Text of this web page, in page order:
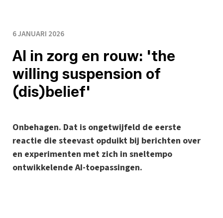
6 JANUARI 2026
AI in zorg en rouw: 'the
willing suspension of
(dis)belief'
Onbehagen. Dat is ongetwijfeld de eerste
reactie die steevast opduikt bij berichten over
en experimenten met zich in sneltempo
ontwikkelende AI-toepassingen.